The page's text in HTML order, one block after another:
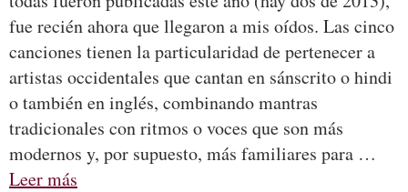
fue recién ahora que llegaron a mis oídos. Las cinco
canciones tienen la particularidad de pertenecer a
artistas occidentales que cantan en sánscrito o hindi
o también en inglés, combinando mantras
tradicionales con ritmos o voces que son más
modernos y, por supuesto, más familiares para …
Leer más